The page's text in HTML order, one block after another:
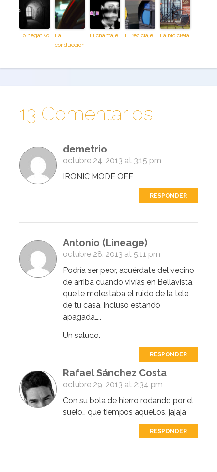
Lo negativo
La
conducción
El chantaje El reciclaje La bicicleta
13 Comentarios
demetrio
octubre 24, 2013 at 3:15 pm
IRONIC MODE OFF
RESPONDER
Antonio (Lineage)
octubre 28, 2013 at 5:11 pm
Podría ser peor, acuérdate del vecino
de arriba cuando vivías en Bellavista,
que le molestaba el ruido de la tele
de tu casa, incluso estando
apagada…..
Un saludo.
RESPONDER
Rafael Sánchez Costa
octubre 29, 2013 at 2:34 pm
Con su bola de hierro rodando por el
suelo… que tiempos aquellos, jajaja
RESPONDER